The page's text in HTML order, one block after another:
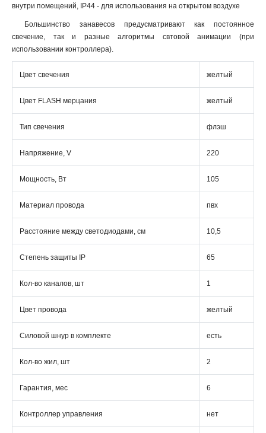
внутри помещений, IP44 - для использования на открытом воздухе
Большинство занавесов предусматривают как постоянное
свечение, так и разные алгоритмы свтовой анимации (при
использовании контроллера).
Цвет свечения желтый
Цвет FLASH мерцания желтый
Тип свечения флэш
Напряжение, V 220
Мощность, Вт 105
Материал провода пвх
Расстояние между светодиодами, см 10,5
Степень защиты IP 65
Кол-во каналов, шт 1
Цвет провода желтый
Силовой шнур в комплекте есть
Кол-во жил, шт 2
Гарантия, мес 6
Контроллер управления нет